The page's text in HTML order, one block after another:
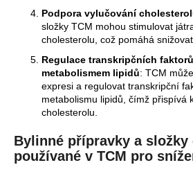
Podpora vylučování
složky TCM mohou stimulovat
cholesterolu, což pomáhá
Regulace transkripčních
metabolismem lipidů: TCM
expresi a regulovat transkripční
metabolismu lipidů, čímž přispívá
cholesterolu.
Bylinné přípravky a složky
používané v TCM pro